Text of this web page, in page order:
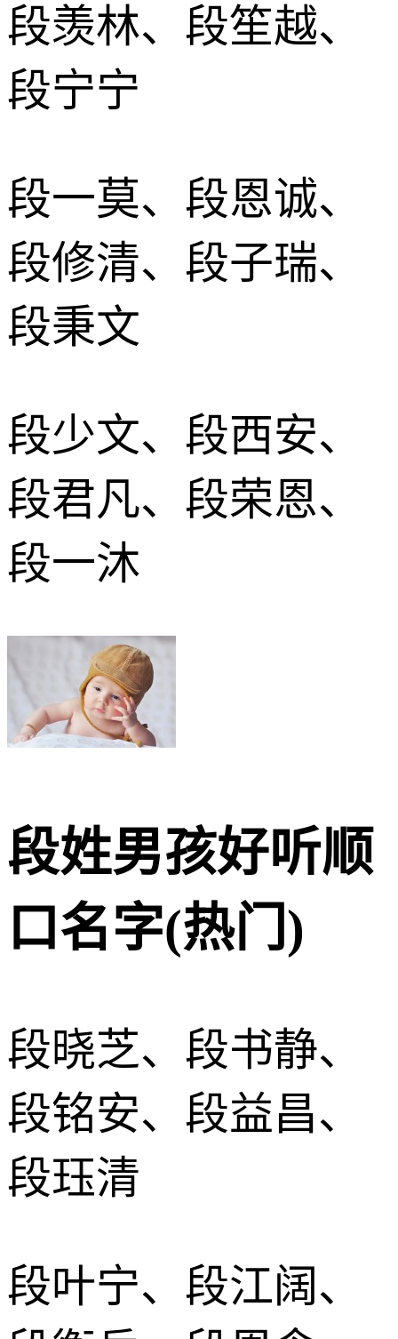
段羡林、段笙越、
段宁宁
段一莫、段恩诚、
段修清、段子瑞、
段秉文
段少文、段西安、
段君凡、段荣恩、
段一沐
段姓男孩好听顺
口名字(热门)
段晓芝、段书静、
段铭安、段益昌、
段珏清
段叶宁、段江阔、